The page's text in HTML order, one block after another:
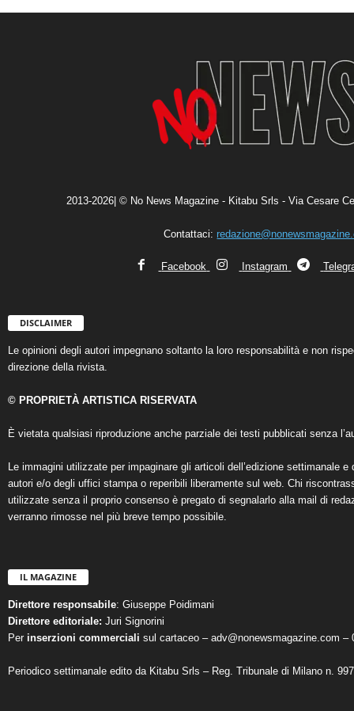
2013-2026| © No News Magazine - Kitabu Srls - Via Cesare
Contattaci:
Facebook Instagram
DISCLAIMER
Le opinioni degli autori impegnano soltanto la loro responsabilità e non
direzione della rivista.
© PROPRIETÀ ARTISTICA RISERVATA
È vietata qualsiasi riproduzione anche parziale dei testi pubblicati senza
Le immagini utilizzate per impaginare gli articoli dell’edizione settimanale
autori e/o degli uffici stampa o reperibili liberamente sul web. Chi
utilizzate senza il proprio consenso è pregato di segnalarlo alla mail di
verranno rimosse nel più breve tempo possibile.
IL MAGAZINE
Direttore responsabile: Giuseppe Poidimani
Direttore editoriale: Juri Signorini
Per inserzioni commerciali sul cartaceo – adv@nonewsmagazine.com –
Periodico settimanale edito da Kitabu Srls – Reg. Tribunale di Milano n.